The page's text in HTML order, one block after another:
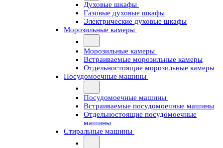
Духовые шкафы
Газовые духовые шкафы
Электрические духовые шкафы
Морозильные камеры
Морозильные камеры
Встраиваемые морозильные камеры
Отдельностоящие морозильные камеры
Посудомоечные машины
Посудомоечные машины
Встраиваемые посудомоечные машины
Отдельностоящие посудомоечные
машины
Стиральные машины